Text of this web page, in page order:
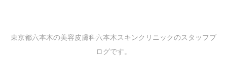
東京都六本木の美容皮膚科六本木スキンクリニックのスタッフブ
ログです。